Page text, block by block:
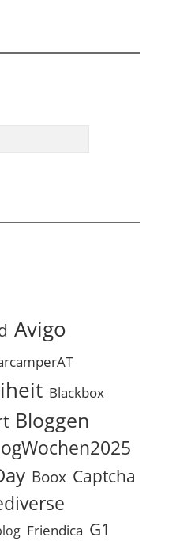
Avigo
Blackbox
Bloggen
Boox Captcha
Friendica G1